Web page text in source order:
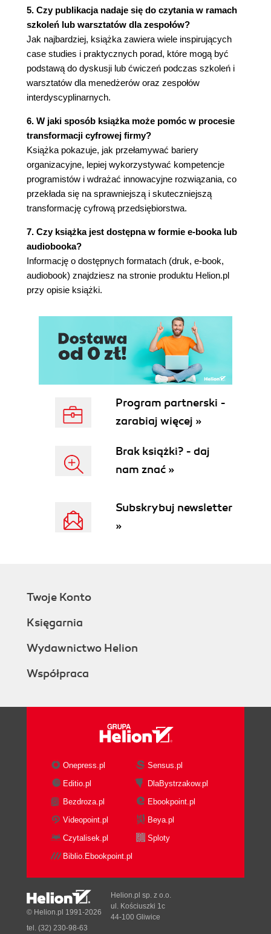
Nauka przez działanie
Inkubator talentu jako zaleta rekrutacyjna
Wyobraź sobie alternatywę
Rozdział 8. Małe zespoły i jednowątkowi liderzy
Początki dwóch pizz
Zespoły na tuzin bajgli
Klient, misja, wskaźniki
Jednowątkowi liderzy i sprawne
podejmowanie decyzji
Błąd lepszej współpracy
Stripe Atlas: zbuduj zespół, który jest jednym
mózgiem
Rozdział 9. Buty klienta
Przechadzka w butach klienta
Bunq
Niech Cię widzą
Zacznij od notki prasowej
Drzwi zamiast ścian
Rozdział 10. Odmitologizowanie metodyki agile
Podstawy podejścia zwinnego
Przewidywanie zmiany
Porcjowanie pracy
Ścisła współpraca między biznesem i
Tak wiele pytań
Dlaczego nie jesteś w stanie powiedzieć,
kiedy produkt zostanie wydany i z jakimi
funkcjonalnościami?
Czemu nie można po prostu
zaangażować więcej programistów?
Pułapki metodyki agile
Rozdział 11. Inwestuj w infrastrukturę
Bóle porodowe infrastruktury
Zasady Jasona
bez litości
Platformy oprogramowanie, które robi
Fałszywa dychotomia: szybko kontra dobrze
Przełknij gorzką pigułkę
Podziękowania
5. Czy publikacja nadaje się do czytania w ramach
szkoleń lub warsztatów dla zespołów?
Jak najbardziej, książka zawiera wiele inspirujących
case studies i praktycznych porad, które mogą być
podstawą do dyskusji lub ćwiczeń podczas szkoleń i
warsztatów dla menedżerów oraz zespołów
interdyscyplinarnych.
6. W jaki sposób książka może pomóc w procesie
transformacji cyfrowej firmy?
Książka pokazuje, jak przełamywać bariery
organizacyjne, lepiej wykorzystywać kompetencje
programistów i wdrażać innowacyjne rozwiązania, co
przekłada się na sprawniejszą i skuteczniejszą
transformację cyfrową przedsiębiorstwa.
7. Czy książka jest dostępna w formie e-booka lub
audiobooka?
Informację o dostępnych formatach (druk, e-book,
audiobook) znajdziesz na stronie produktu Helion.pl
przy opisie książki.
Program partnerski -
zarabiaj więcej »
Brak książki? - daj
nam znać »
Subskrybuj newsletter
»
Twoje Konto
Księgarnia
Wydawnictwo Helion
Współpraca
Onepress.pl
Sensus.pl
Editio.pl
DlaBystrzakow.pl
Bezdroza.pl
Ebookpoint.pl
Videopoint.pl
Beya.pl
Czytalisek.pl
Sploty
Biblio.Ebookpoint.pl
© Helion.pl 1991-2026
Helion.pl sp. z o.o.
ul. Kościuszki 1c
44-100 Gliwice
tel. (32) 230-98-63